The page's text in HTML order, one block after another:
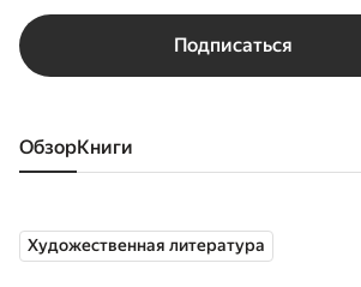
Подписаться
Обзор книги
Художественная литература